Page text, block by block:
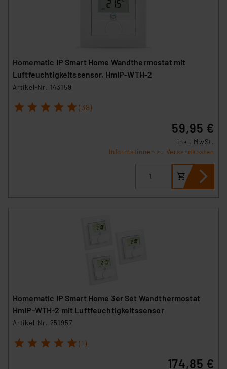
Homematic IP Smart Home Wandthermostat mit
Luftfeuchtigkeitssensor, HmIP-WTH-2
Artikel-Nr. 143159
1 2 3 4 5 (38)
59,95 €
inkl. MwSt.
Informationen zu Versandkosten
Homematic IP Smart Home 3er Set Wandthermostat
HmIP-WTH-2 mit Luftfeuchtigkeitssensor
Artikel-Nr. 251957
1 2 3 4 5 (1)
174,85 €